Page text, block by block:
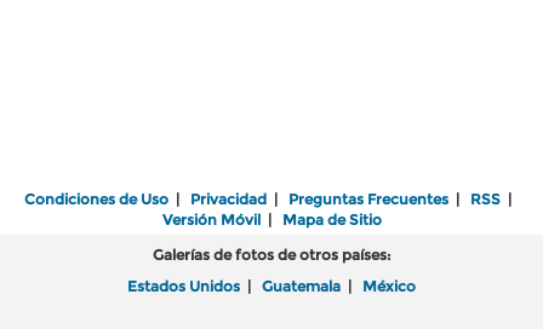
Condiciones de Uso | Privacidad | Preguntas Frecuentes | RSS |
Versión Móvil| Mapa de Sitio
Galerías de fotos de otros países:
Estados Unidos | Guatemala | México